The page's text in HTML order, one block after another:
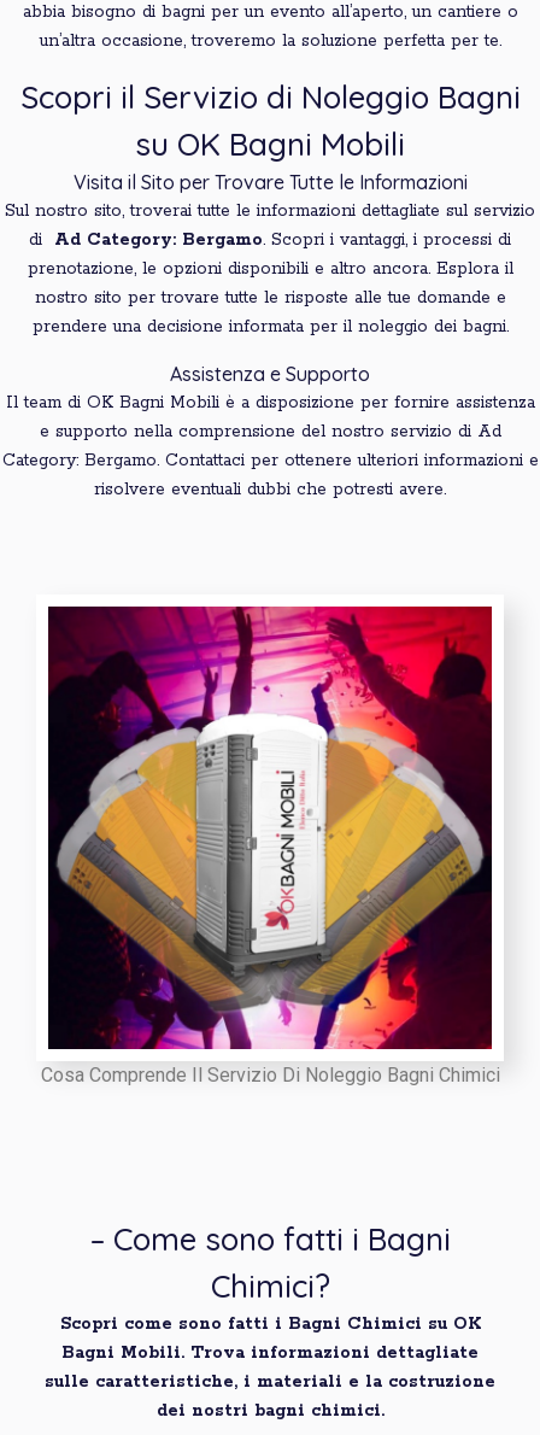
abbia bisogno di bagni per un evento all’aperto, un cantiere o
un’altra occasione, troveremo la soluzione perfetta per te.
Scopri il Servizio di Noleggio Bagni
su OK Bagni Mobili
Visita il Sito per Trovare Tutte le Informazioni
Sul nostro sito, troverai tutte le informazioni dettagliate sul servizio
di Ad Category: Bergamo. Scopri i vantaggi, i processi di
prenotazione, le opzioni disponibili e altro ancora. Esplora il
nostro sito per trovare tutte le risposte alle tue domande e
prendere una decisione informata per il noleggio dei bagni.
Assistenza e Supporto
Il team di OK Bagni Mobili è a disposizione per fornire assistenza
e supporto nella comprensione del nostro servizio di Ad
Category: Bergamo. Contattaci per ottenere ulteriori informazioni e
risolvere eventuali dubbi che potresti avere.
– Come sono fatti i Bagni
Chimici?
Scopri come sono fatti i Bagni Chimici su OK
Bagni Mobili. Trova informazioni dettagliate
sulle caratteristiche, i materiali e la costruzione
dei nostri bagni chimici.
Cosa Comprende Il Servizio Di Noleggio Bagni Chimici